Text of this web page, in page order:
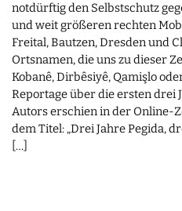
notdürftig den Selbstschutz
und weit größeren rechten
Freital, Bautzen, Dresden und
Ortsnamen, die uns zu dieser
Kobanê, Dirbêsiyê, Qamişlo
Reportage über die ersten drei
Autors erschien in der Online-
dem Titel: „Drei Jahre Pegida,
[…]